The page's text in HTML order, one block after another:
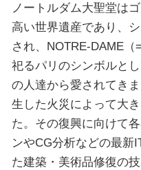
ノートルダム大聖堂は
高い世界遺産であり、
され、NOTRE-DAME
祀るパリのシンボルと
の人達から愛されてき
生した火災によって大
た。その復興に向けて
ンやCG分析などの最新
た建築・美術品修復の